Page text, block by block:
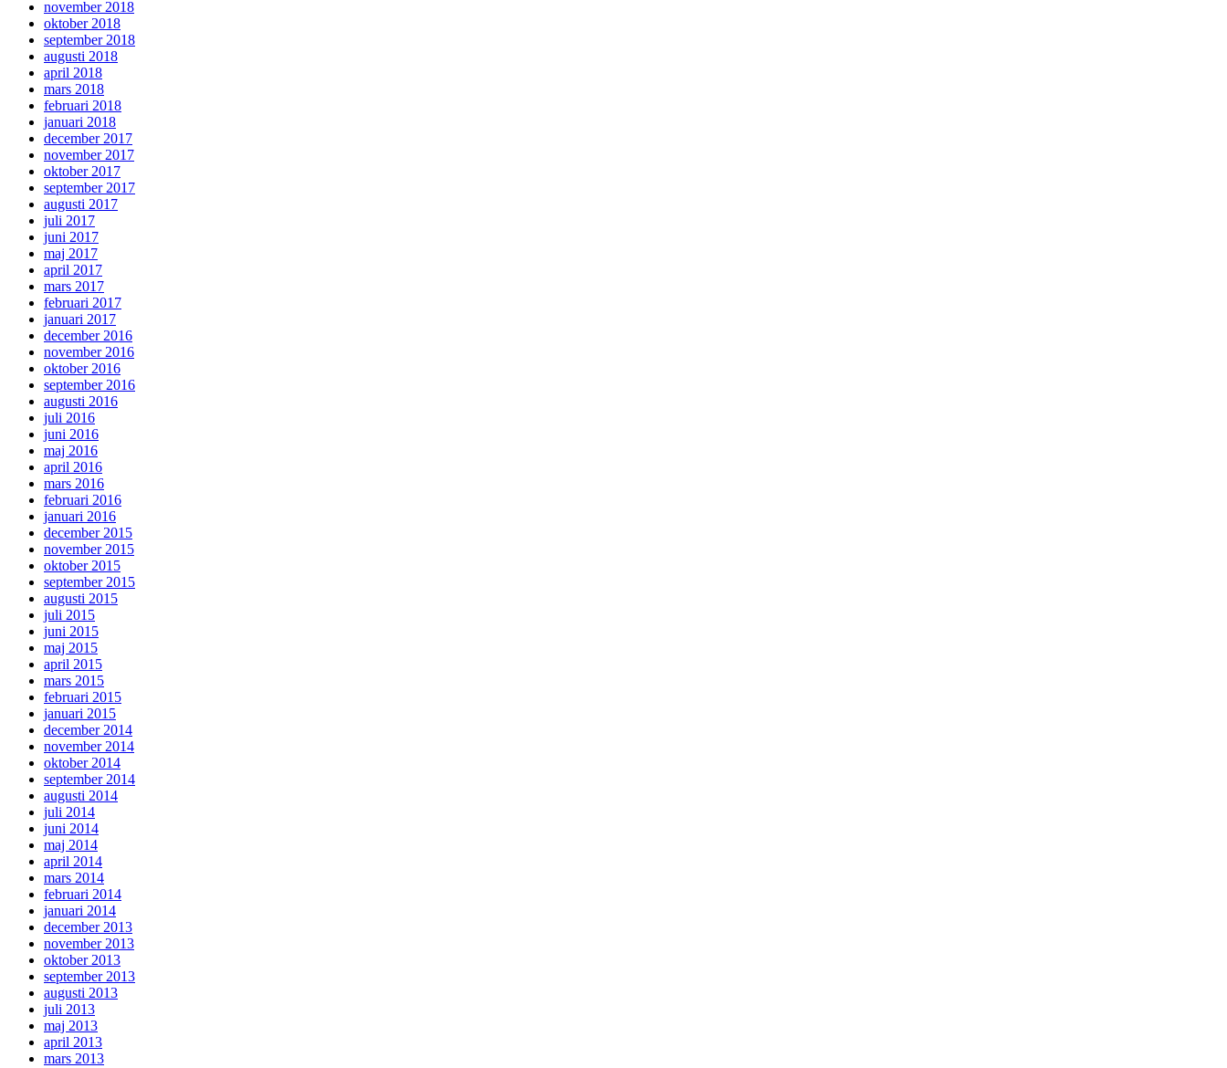
november 2018
oktober 2018
september 2018
augusti 2018
april 2018
mars 2018
februari 2018
januari 2018
december 2017
november 2017
oktober 2017
september 2017
augusti 2017
juli 2017
juni 2017
maj 2017
april 2017
mars 2017
februari 2017
januari 2017
december 2016
november 2016
oktober 2016
september 2016
augusti 2016
juli 2016
juni 2016
maj 2016
april 2016
mars 2016
februari 2016
januari 2016
december 2015
november 2015
oktober 2015
september 2015
augusti 2015
juli 2015
juni 2015
maj 2015
april 2015
mars 2015
februari 2015
januari 2015
december 2014
november 2014
oktober 2014
september 2014
augusti 2014
juli 2014
juni 2014
maj 2014
april 2014
mars 2014
februari 2014
januari 2014
december 2013
november 2013
oktober 2013
september 2013
augusti 2013
juli 2013
maj 2013
april 2013
mars 2013